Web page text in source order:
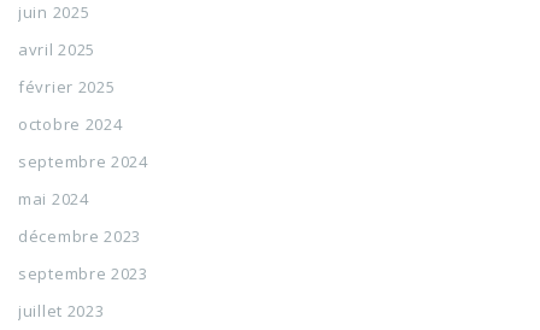
juin 2025
avril 2025
février 2025
octobre 2024
septembre 2024
mai 2024
décembre 2023
septembre 2023
juillet 2023